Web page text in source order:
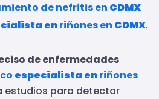
de nefritis en CDMX
enriñones en CDMX.
de enfermedades
especialista enriñones
estudios para detectar